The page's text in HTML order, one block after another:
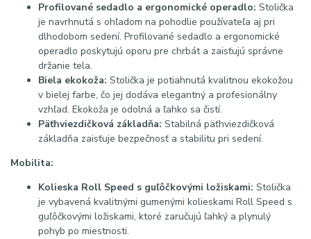
Profilované sedadlo a ergonomické operadlo: Stolička
je navrhnutá s ohľadom na pohodlie používateľa aj pri
dlhodobom sedení. Profilované sedadlo a ergonomické
operadlo poskytujú oporu pre chrbát a zaisťujú správne
držanie tela.
Biela ekokoža: Stolička je potiahnutá kvalitnou ekokožou
v bielej farbe, čo jej dodáva elegantný a profesionálny
vzhľad. Ekokoža je odolná a ľahko sa čistí.
Päťhviezdičková základňa: Stabilná päťhviezdičková
základňa zaisťuje bezpečnosť a stabilitu pri sedení.
Mobilita:
Kolieska Roll Speed s guľôčkovými ložiskami: Stolička
je vybavená kvalitnými gumenými kolieskami Roll Speed s
guľôčkovými ložiskami, ktoré zaručujú ľahký a plynulý
pohyb po miestnosti.